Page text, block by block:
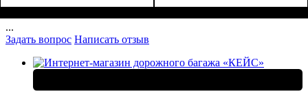
...
Задать вопрос Написать отзыв